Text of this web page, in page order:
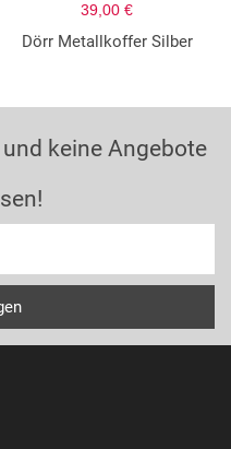
39,00 €
Dörr Metallkoffer Silber
keine Angebote